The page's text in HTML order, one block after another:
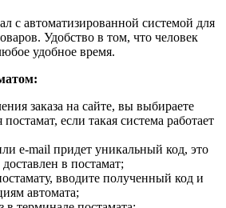
с автоматизированной системой для
Удобство в том, что человек
удобное время.
заказа на сайте, вы выбираете
если такая система работает
e-mail придет уникальный код, это
в постамат;
вводите полученный код и
автомата;